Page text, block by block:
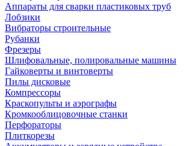
Аппараты для сварки пластиковых труб
Лобзики
Вибраторы строительные
Рубанки
Фрезеры
Шлифовальные, полировальные машины
Гайковерты и винтоверты
Пилы дисковые
Компрессоры
Краскопульты и аэрографы
Кромкооблицовочные станки
Перфораторы
Плиткорезы